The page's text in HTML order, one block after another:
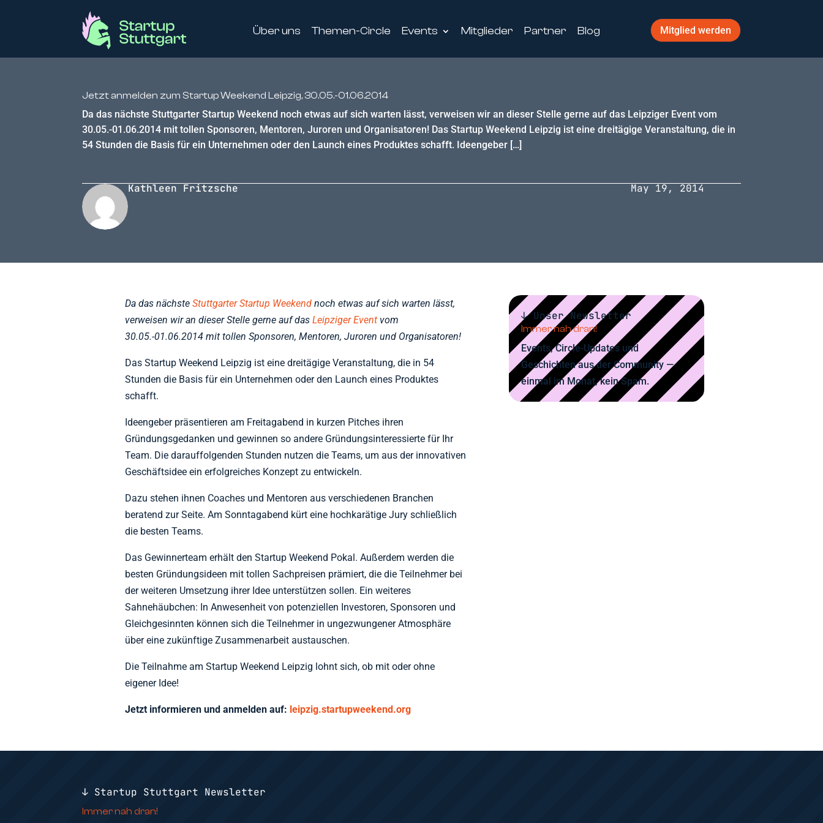
Über uns Themen-Circle Events Mitglieder Partner Blog Mitglied werden
Jetzt anmelden zum Startup Weekend Leipzig, 30.05.-01.06.2014
Da das nächste Stuttgarter Startup Weekend noch etwas auf sich warten lässt, verweisen wir an dieser Stelle gerne auf das Leipziger Event vom
30.05.-01.06.2014 mit tollen Sponsoren, Mentoren, Juroren und Organisatoren! Das Startup Weekend Leipzig ist eine dreitägige Veranstaltung, die in
54 Stunden die Basis für ein Unternehmen oder den Launch eines Produktes schafft. Ideengeber […]
Kathleen Fritzsche May 19, 2014
Da das nächsteStuttgarter Startup Weekend noch etwas auf sich warten lässt,
verweisen wir an dieser Stelle gerne auf dasLeipziger Event vom
30.05.-01.06.2014 mit tollen Sponsoren, Mentoren, Juroren und Organisatoren!
Das Startup Weekend Leipzig ist eine dreitägige Veranstaltung, die in 54
Stunden die Basis für ein Unternehmen oder den Launch eines Produktes
schafft.
Ideengeber präsentieren am Freitagabend in kurzen Pitches ihren
Gründungsgedanken und gewinnen so andere Gründungsinteressierte für Ihr
Team. Die darauffolgenden Stunden nutzen die Teams, um aus der innovativen
Geschäftsidee ein erfolgreiches Konzept zu entwickeln.
Dazu stehen ihnen Coaches und Mentoren aus verschiedenen Branchen
beratend zur Seite. Am Sonntagabend kürt eine hochkarätige Jury schließlich
die besten Teams.
Das Gewinnerteam erhält den Startup Weekend Pokal. Außerdem werden die
besten Gründungsideen mit tollen Sachpreisen prämiert, die die Teilnehmer bei
der weiteren Umsetzung ihrer Idee unterstützen sollen. Ein weiteres
Sahnehäubchen: In Anwesenheit von potenziellen Investoren, Sponsoren und
Gleichgesinnten können sich die Teilnehmer in ungezwungener Atmosphäre
über eine zukünftige Zusammenarbeit austauschen.
Die Teilnahme am Startup Weekend Leipzig lohnt sich, ob mit oder ohne
eigener Idee!
Jetzt informieren und anmelden auf: leipzig.startupweekend.org
↓ Unser Newsletter
Immer nah dran!
Events, Circle-Updates und
Geschichten aus der Community —
einmal im Monat, kein Spam.
↓ Startup Stuttgart Newsletter
Immer nah dran!